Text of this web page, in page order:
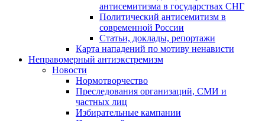
антисемитизма в государствах СНГ
Политический антисемитизм в
современной России
Статьи, доклады, репортажи
Карта нападений по мотиву ненависти
Неправомерный антиэкстремизм
Новости
Нормотворчество
Преследования организаций, СМИ и
частных лиц
Избирательные кампании